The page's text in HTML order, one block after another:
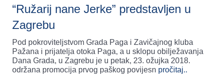
“Ružarij nane Jerke” predstavljen u
Zagrebu
Pod pokroviteljstvom Grada Paga i Zavičajnog kluba
Pažana i prijatelja otoka Paga, a u sklopu obilježavanja
Dana Grada, u Zagrebu je u petak, 23. ožujka 2018.
održana promocija prvog paškog povijesn pročitaj..